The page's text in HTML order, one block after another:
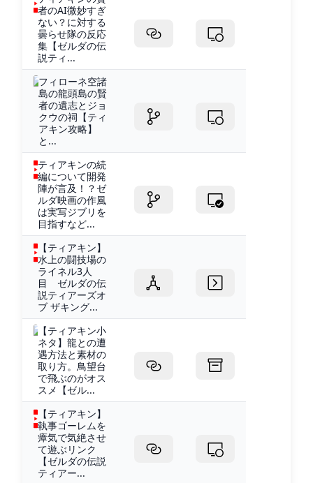
者のAI微妙すぎ
ない？に対する
曇らせ隊の反応
集【ゼルダの伝
説ティ...
フィローネ空諸
島の龍頭島の賢
者の遺志とジョ
クウの祠【ティ
アキン攻略】
と...
ティアキンの続
編について開発
陣が言及！？ゼ
ルダ映画の作風
は実写ジブリを
目指すなど...
【ティアキン】
水上の闘技場の
ライネル3人
目 ゼルダの伝
説ティアーズオ
ブ ザキング...
【ティアキン小
ネタ】龍との遭
遇方法と素材の
取り方。鳥望台
で飛ぶのがオス
スメ【ゼル...
【ティアキン】
執事ゴーレムを
瘴気で気絶させ
て遊ぶリンク
【ゼルダの伝説
ティアー...